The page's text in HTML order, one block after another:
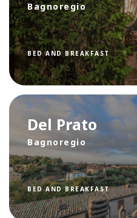
Bagnoregio
BED AND BREAKFAST
Del Prato
Bagnoregio
BED AND BREAKFAST